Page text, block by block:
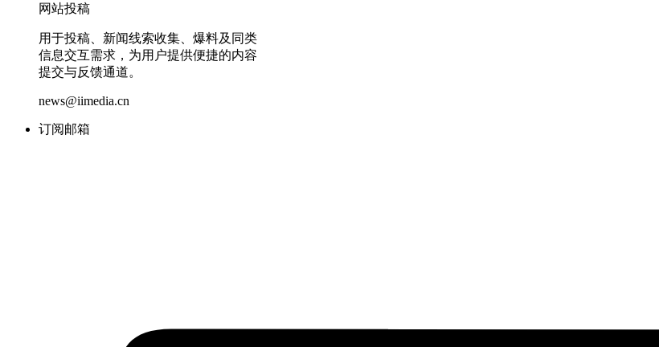
网站投稿
用于投稿、新闻线索收集、爆料及同类
信息交互需求，为用户提供便捷的内容
提交与反馈通道。
news@iimedia.cn
订阅邮箱